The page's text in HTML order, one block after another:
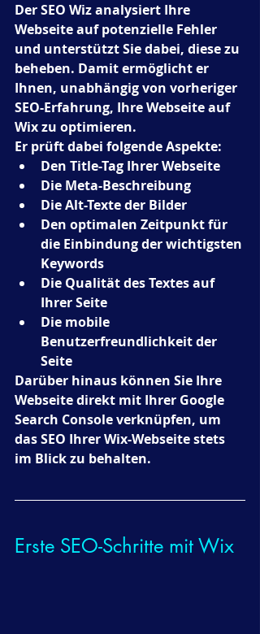
Der SEO Wiz analysiert Ihre
Webseite auf potenzielle Fehler
und unterstützt Sie dabei, diese zu
beheben. Damit ermöglicht er
Ihnen, unabhängig von vorheriger
SEO-Erfahrung, Ihre Webseite auf
Wix zu optimieren.
Er prüft dabei folgende Aspekte:
Den Title-Tag Ihrer Webseite
Die Meta-Beschreibung
Die Alt-Texte der Bilder
Den optimalen Zeitpunkt für
die Einbindung der wichtigsten
Keywords
Die Qualität des Textes auf
Ihrer Seite
Die mobile
Benutzerfreundlichkeit der
Seite
Darüber hinaus können Sie Ihre
Webseite direkt mit Ihrer Google
Search Console verknüpfen, um
das SEO Ihrer Wix-Webseite stets
im Blick zu behalten.
Erste SEO-Schritte mit Wix